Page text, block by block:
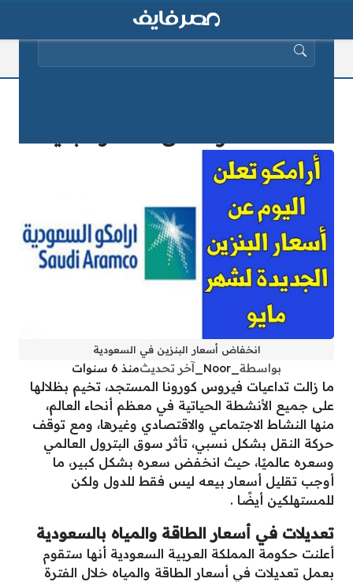
انخفاض أسعار البنزين في السعودية
بواسطة آخر تحديثمنذ 6 سنوات
ما زالت تداعيات فيروس كورونا المستجد، تخيم بظلالها
على جميع الأنشطة الحياتية في معظم أنحاء العالم،
منها النشاط الاجتماعي والاقتصادي وغيرها، ومع توقف
حركة النقل بشكل نسبي، تأثر سوق البترول العالمي
وسعره عالميًا، حيث انخفض سعره بشكل كبير، ما
أوجب تقليل أسعار بيعه ليس فقط للدول ولكن
للمستهلكين أيضًا .
تعديلات في أسعار الطاقة والمياه بالسعودية
أعلنت حكومة المملكة العربية السعودية أنها ستقوم
بعمل تعديلات في أسعار الطاقة والمياه خلال الفترة
البحث عن: